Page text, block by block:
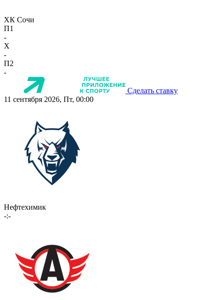
ХК Сочи
П1
-
X
-
П2
-
Сделать ставку
11 сентября 2026, Пт, 00:00
Нефтехимик
-:-